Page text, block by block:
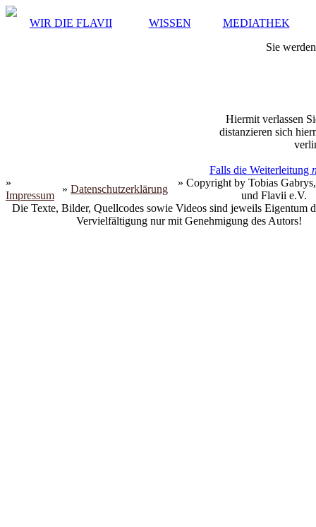
WIR DIE FLAVII WISSEN
MEDIATHEK
Sie
Hiermit verlassen
distanzieren sich
Falls die Weiterleitung
»
Impressum
» Datenschutzerklärung
» Copyright by Tobias
und Flavii e.V.
Die Texte, Bilder, Quellcodes sowie Videos sind jeweils Eigentum
Vervielfältigung nur mit Genehmigung des Autors!